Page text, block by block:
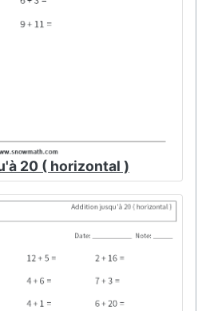
20 ( horizontal )